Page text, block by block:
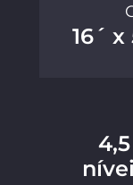
16´ x
4,5